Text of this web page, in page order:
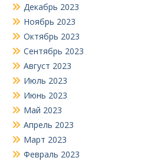
Декабрь 2023
Ноябрь 2023
Октябрь 2023
Сентябрь 2023
Август 2023
Июль 2023
Июнь 2023
Май 2023
Апрель 2023
Март 2023
Февраль 2023